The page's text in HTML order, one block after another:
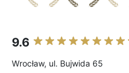
9.6
Wrocław, ul. Bujwida 65